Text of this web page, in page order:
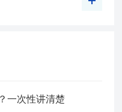
一次性讲清楚